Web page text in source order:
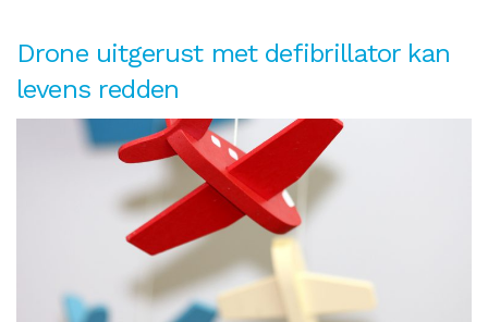
Drone uitgerust met defibrillator kan
levens redden